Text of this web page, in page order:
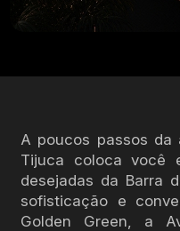
A poucos passos da
Tijuca coloca você
desejadas da Barra
sofisticação e
Golden Green, a